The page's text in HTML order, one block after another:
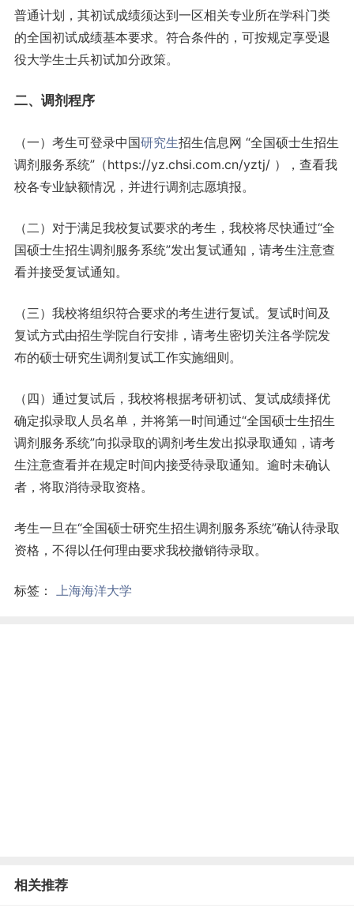
普通计划，其初试成绩须达到一区相关专业所在学科门类
的全国初试成绩基本要求。符合条件的，可按规定享受退
役大学生士兵初试加分政策。
二、调剂程序
（一）考生可登录中国研究生招生信息网 “全国硕士生招生
调剂服务系统”（https://yz.chsi.com.cn/yztj/ ），查看我
校各专业缺额情况，并进行调剂志愿填报。
（二）对于满足我校复试要求的考生，我校将尽快通过“全
国硕士生招生调剂服务系统”发出复试通知，请考生注意查
看并接受复试通知。
（三）我校将组织符合要求的考生进行复试。复试时间及
复试方式由招生学院自行安排，请考生密切关注各学院发
布的硕士研究生调剂复试工作实施细则。
（四）通过复试后，我校将根据考研初试、复试成绩择优
确定拟录取人员名单，并将第一时间通过“全国硕士生招生
调剂服务系统”向拟录取的调剂考生发出拟录取通知，请考
生注意查看并在规定时间内接受待录取通知。逾时未确认
者，将取消待录取资格。
考生一旦在“全国硕士研究生招生调剂服务系统”确认待录取
资格，不得以任何理由要求我校撤销待录取。
标签： 上海海洋大学
相关推荐